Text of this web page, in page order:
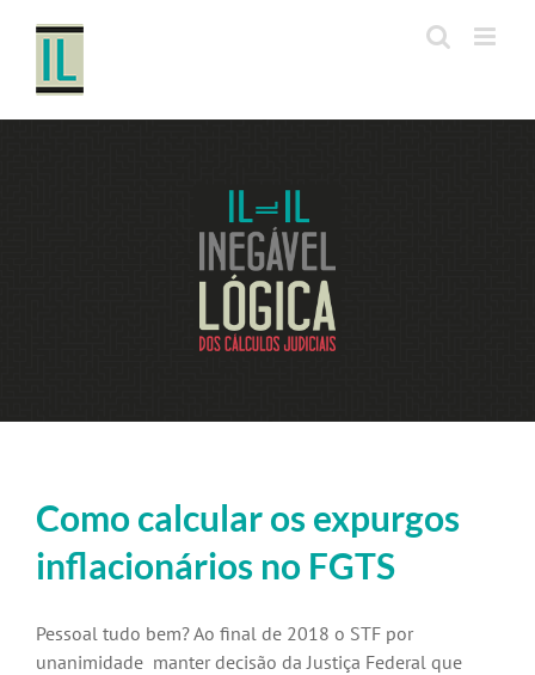
conteúdo
Como calcular os expurgos
inflacionários no FGTS
Pessoal tudo bem? Ao final de 2018 o STF por
unanimidade manter decisão da Justiça Federal que